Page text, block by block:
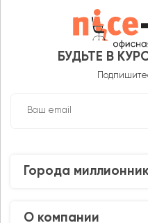
БУДЬТЕ В
Города
О компании